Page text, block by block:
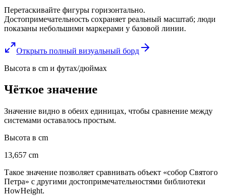
Перетаскивайте фигуры горизонтально.
Достопримечательность сохраняет реальный масштаб; люди
показаны небольшими маркерами у базовой линии.
Открыть полный визуальный борд
Высота в cm и футах/дюймах
Чёткое значение
Значение видно в обеих единицах, чтобы сравнение между
системами оставалось простым.
Высота в cm
13,657 cm
Такое значение позволяет сравнивать объект «собор Святого
Петра» с другими достопримечательностями библиотеки
HowHeight.